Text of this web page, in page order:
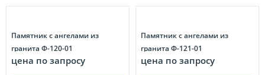
Памятник с ангелами из
гранита Ф-120-01
цена по запросу
Памятник с ангелами из
гранита Ф-121-01
цена по запросу